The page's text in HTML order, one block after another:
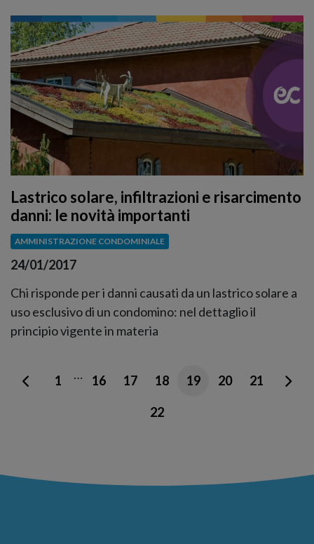
Lastrico solare, infiltrazioni e risarcimento
danni: le novità importanti
AMMINISTRAZIONE CONDOMINIALE
24/01/2017
Chi risponde per i danni causati da un lastrico solare a
uso esclusivo di un condomino: nel dettaglio il
principio vigente in materia
1 … 16 17 18 19 20 21
22